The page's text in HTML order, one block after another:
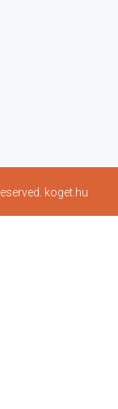
koget.hu